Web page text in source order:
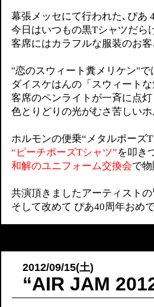
幕張メッセにて行われた､ぴあ
今日はいつもの黒Tシャツだら
客席にはカラフルな服装のお
"恋のスウィート糞メリケン"で
ダイスケはんの「スウィート
客席のペンライトが一斉に点灯
色とりどりの光がむさ苦しい
ホルモンの便乗“メタルポーズ
“ピーチポーズTシャツ”を叩き
和解のユニフォーム交換会で
共演頂きましたアーティスト
そして改めて ぴあ40周年おめ
2012/09/15(土)
“AIR JAM